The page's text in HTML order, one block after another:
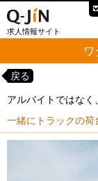
求人情報サイト
ワ
戻る
アルバイトではなく
一緒にトラックの荷